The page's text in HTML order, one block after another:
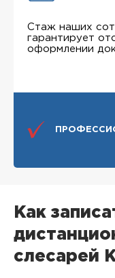
Стаж наших
гарантирует
оформлении
Как
слесарей